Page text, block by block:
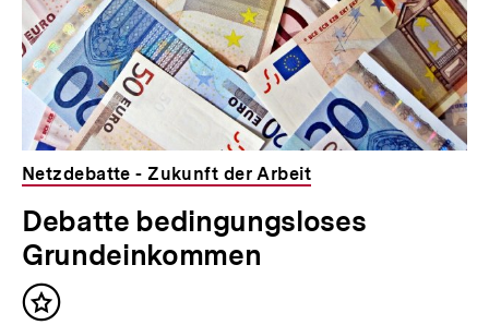
Netzdebatte - Zukunft der Arbeit
Debatte bedingungsloses
Grundeinkommen
Inhalt